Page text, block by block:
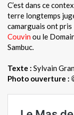
C’est dans ce
terre longtemps
camarguais ont
Couvinou le
Sambuc.
Texte : Sylvain
Photo ouverture :